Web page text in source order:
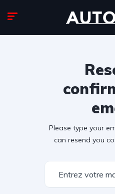
Please type your
can resend you